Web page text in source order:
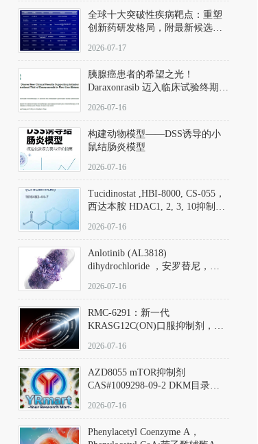
全球十大突破性疾病靶点：重塑
创新药研发格局，附最新候选分
2026-07-17
胰腺癌患者的希望之光！
Daraxonrasib 迈入临床试验终期阶
2026-07-16
构建动物模型——DSS诱导的小
鼠结肠炎模型
2026-07-16
Tucidinostat ,HBI-8000, CS-055，
西达本胺 HDAC1, 2, 3, 10抑制剂
D808567) - DKM活性分子
2026-07-16
Anlotinib (AL3818)
dihydrochloride ，安罗替尼，
Hydrochloride实验方法步骤SOP
2026-07-16
RMC-6291：新一代
KRASG12C(ON)口服抑制剂，
(Elironrasib)CAS#2641998-63-0
2026-07-16
AZD8055 mTOR抑制剂
CAS#1009298-09-2 DKM目录号
激酶抑制剂的深度剖析
2026-07-16
Phenylacetyl Coenzyme A，